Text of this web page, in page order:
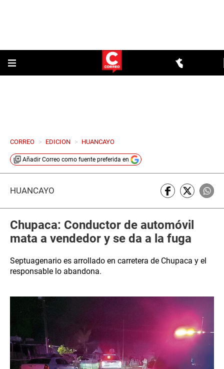
CORREO > EDICION > HUANCAYO
Añadir Correo como fuente preferida en
HUANCAYO
Chupaca: Conductor de automóvil
mata a vendedor y se da a la fuga
Septuagenario es arrollado en carretera de Chupaca y el
responsable lo abandona.